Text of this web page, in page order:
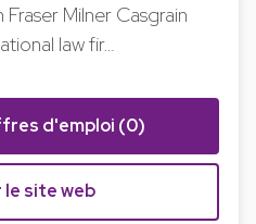
Milner Casgrain
law fir…
d'emploi (0)
le site web